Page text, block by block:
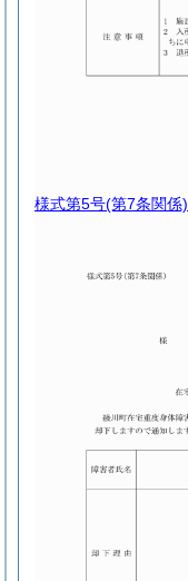
様式第5号(第7条関係)